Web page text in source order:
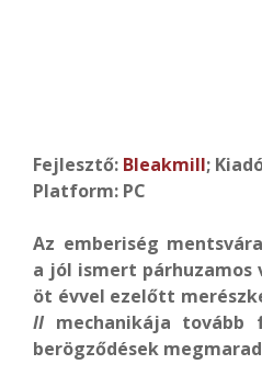
Fejlesztő: Bleakmill;
Platform: PC
Az emberiség
a jól ismert párhuzamos
öt évvel ezelőtt
II mechanikája
berögződések